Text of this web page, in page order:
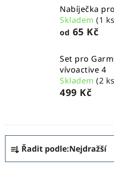
Nabíječka
Skladem (1
od 65 Kč
Set pro
vívoactive 4
Skladem (2
499 Kč
Ř
a
z
Řadit podle:Nejdražší